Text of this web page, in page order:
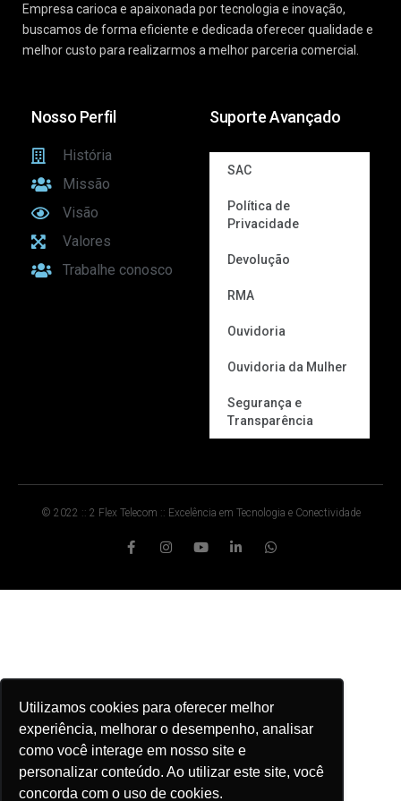
Utilizamos cookies para oferecer melhor
experiência, melhorar o desempenho, analisar
como você interage em nosso site e
personalizar conteúdo. Ao utilizar este site, você
concorda com o uso de cookies.
Empresa carioca e apaixonada por tecnologia e inovação,
buscamos de forma eficiente e dedicada oferecer qualidade e
melhor custo para realizarmos a melhor parceria comercial.
Nosso Perfil
História
Missão
Visão
Valores
Trabalhe conosco
Suporte Avançado
SAC
Política de
Privacidade
Devolução
RMA
Ouvidoria
Ouvidoria da Mulher
Segurança e
Transparência
© 2022 :: 2 Flex Telecom :: Excelência em Tecnologia e Conectividade